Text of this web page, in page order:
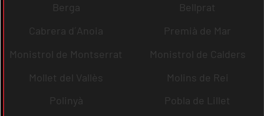
Berga
Bellprat
Cabrera d´Anoia
Premià de Mar
Monistrol de Montserrat
Monistrol de Calders
Mollet del Vallès
Molins de Rei
Polinyà
Pobla de Lillet